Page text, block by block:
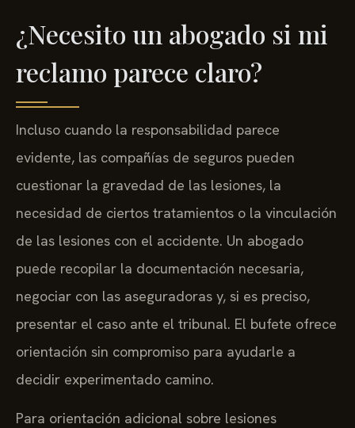
¿Necesito un abogado si mi
reclamo parece claro?
Incluso cuando la responsabilidad parece
evidente, las compañías de seguros pueden
cuestionar la gravedad de las lesiones, la
necesidad de ciertos tratamientos o la vinculación
de las lesiones con el accidente. Un abogado
puede recopilar la documentación necesaria,
negociar con las aseguradoras y, si es preciso,
presentar el caso ante el tribunal. El bufete ofrece
orientación sin compromiso para ayudarle a
decidir experimentado camino.
Para orientación adicional sobre lesiones